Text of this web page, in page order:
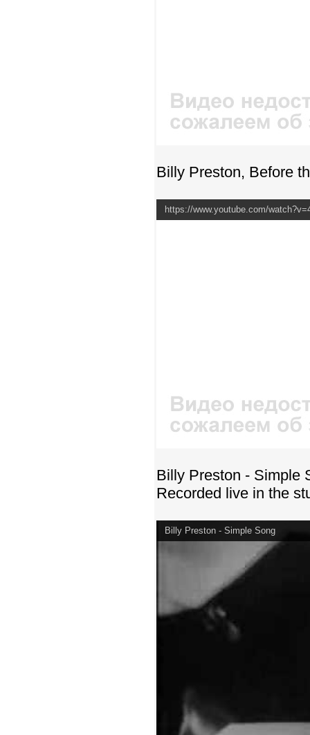
Billy Preston, Before
https://www.youtube.com/
Billy Preston - Simple
Recorded live in the
Billy Preston - Simple Song